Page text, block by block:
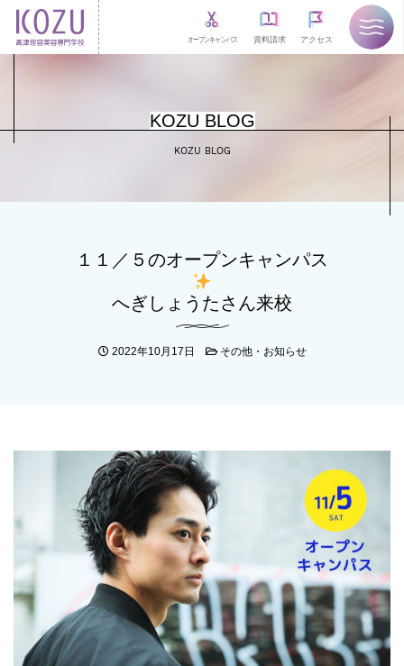
オープンキャンパス 資料請求 アクセス
KOZU BLOG
KOZU BLOG
１１／５のオープンキャンパス
へぎしょうたさん来校
2022年10月17日 その他・お知らせ